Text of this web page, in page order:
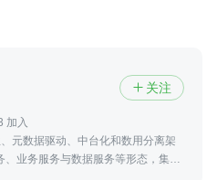
 关注
加入
元数据驱动、中台化和数用分离架
业务服务与数据服务等形态，集工